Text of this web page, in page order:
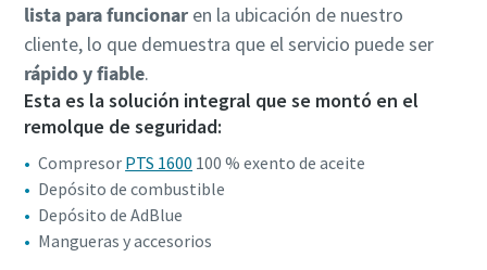
lista para funcionaren la ubicación de nuestro
cliente, lo que demuestra que el servicio puede ser
rápido y fiable.
Esta es la solución integral que se montó en el
remolque de seguridad:
Compresor PTS 1600 100 % exento de aceite
Depósito de combustible
Depósito de AdBlue
Mangueras y accesorios